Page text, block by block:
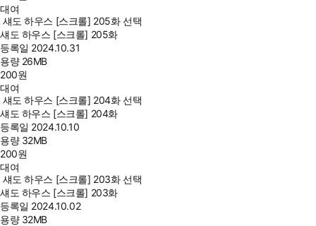
대여
섀도 하우스 [스크롤] 205화 선택
섀도 하우스 [스크롤] 205화
등록일 2024.10.31
용량 26MB
200원
대여
섀도 하우스 [스크롤] 204화 선택
섀도 하우스 [스크롤] 204화
등록일 2024.10.10
용량 32MB
200원
대여
섀도 하우스 [스크롤] 203화 선택
섀도 하우스 [스크롤] 203화
등록일 2024.10.02
용량 32MB